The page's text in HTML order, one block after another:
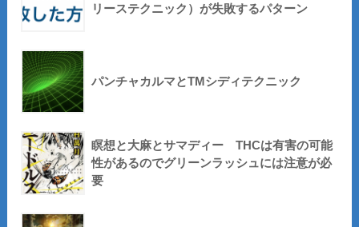
リーステクニック）が失敗するパターン
パンチャカルマとTMシディテクニック
瞑想と大麻とサマディー THCは有害の可能
性があるのでグリーンラッシュには注意が必
要